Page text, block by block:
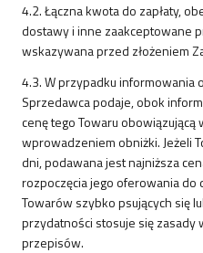
4.2. Łączna kwota do zapłaty,
dostawy i inne zaakceptowane
wskazywana przed złożeniem
4.3. W przypadku informowania
Sprzedawca podaje, obok
cenę tego Towaru
wprowadzeniem obniżki. Jeżeli
dni, podawana jest najniższa
rozpoczęcia jego oferowania
Towarów szybko psujących się
przydatności stosuje się zasady
przepisów.